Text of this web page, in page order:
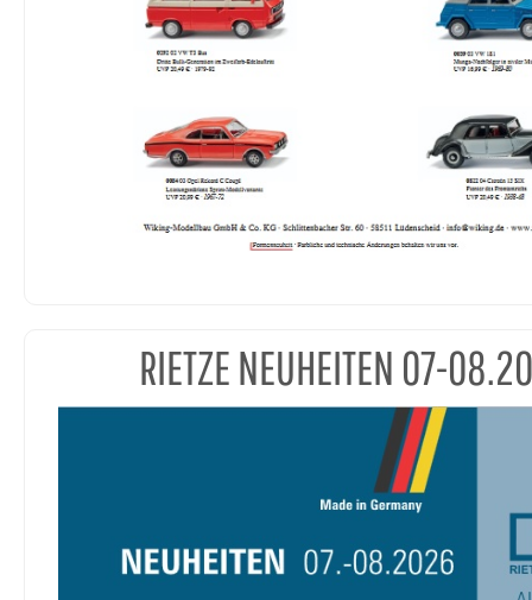
RIETZE NEUHEITEN 07-